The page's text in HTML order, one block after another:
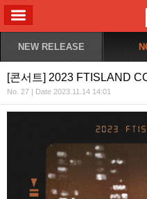
NEW RELEASE
[콘서트] 2023 FTISLAND
No. 27 | Date 2023.11.14 14:01